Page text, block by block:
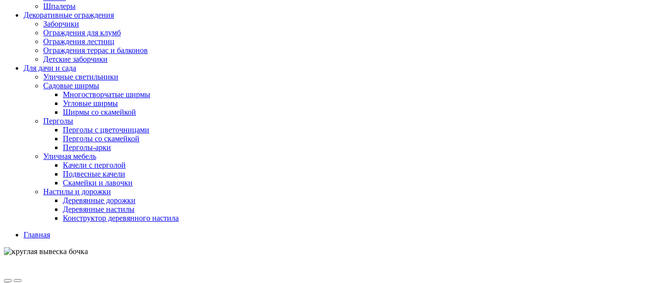
Шпалеры
Декоративные ограждения
Заборчики
Ограждения для клумб
Ограждения лестниц
Ограждения террас и балконов
Детские заборчики
Для дачи и сада
Уличные светильники
Садовые ширмы
Многостворчатые ширмы
Угловые ширмы
Ширмы со скамейкой
Перголы
Перголы с цветочницами
Перголы со скамейкой
Перголы-арки
Уличная мебель
Качели с перголой
Подвесные качели
Скамейки и лавочки
Настилы и дорожки
Деревянные дорожки
Деревянные настилы
Конструктор деревянного настила
Главная